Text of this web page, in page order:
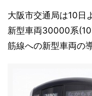
大阪市交通局は10日
新型車両30000系
筋線への新型車両の